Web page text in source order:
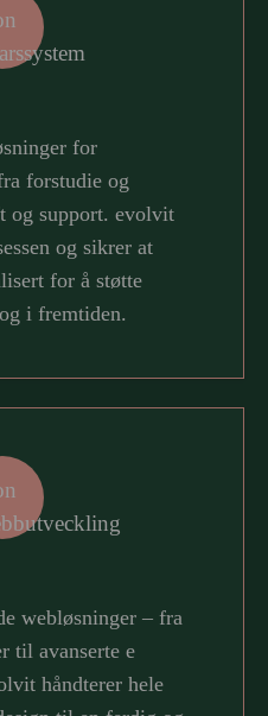
for
forstudie og
og support. evolvit
og sikrer at
for å støtte
i fremtiden.
webløsninger – fra
til avanserte e
håndterer hele